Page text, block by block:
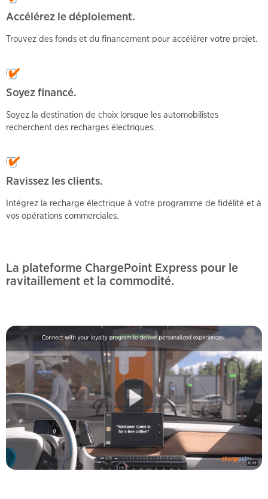
Accélérez le déploiement.
Trouvez des fonds et du financement pour accélérer votre projet.
Soyezfinancé.
Soyez la destination de choix lorsque les automobilistes
recherchent des recharges électriques.
Ravissez lesclients.
Intégrez la recharge électrique à votre programme de fidélité et à
vos opérations commerciales.
La plateforme ChargePoint Express pour le
ravitaillement et la commodité.